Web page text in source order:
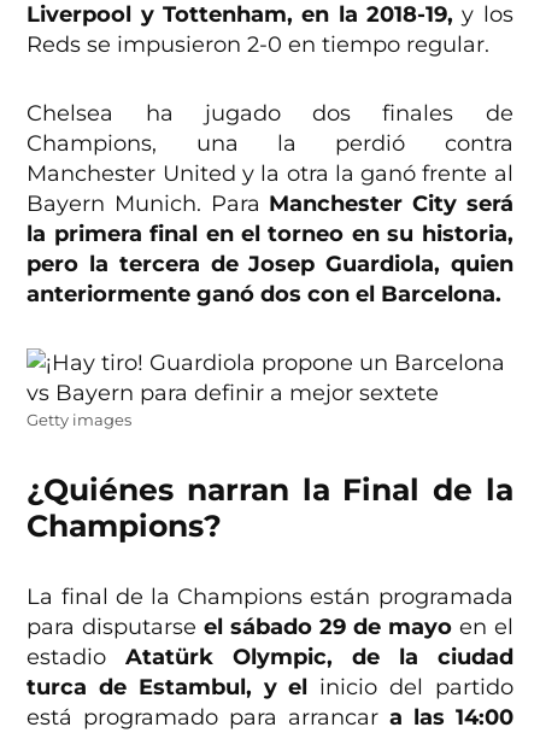
Liverpool y Tottenham, en la 2018-19, y los
Reds se impusieron 2-0 en tiempo regular.
Chelsea ha jugado dos finales de
Champions, una la perdió contra
Manchester United y la otra la ganó frente al
Bayern Munich. Para Manchester City será
la primera final en el torneo en su historia,
pero la tercera de Josep Guardiola, quien
anteriormente ganó dos con el Barcelona.
Getty images
¿Quiénes narran la Final de la
Champions?
La final de la Champions están programada
para disputarseel sábado 29 de mayoen el
estadioAtatürk Olympic, de la ciudad
turca de Estambul, y el inicio del partido
está programado para arrancar a las 14:00